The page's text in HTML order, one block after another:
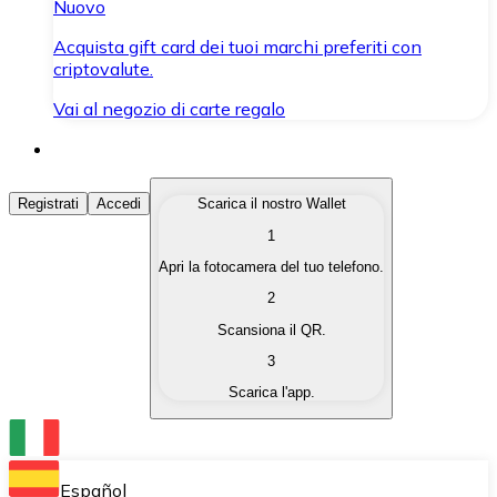
Nuovo
Acquista gift card dei tuoi marchi preferiti con
criptovalute.
Vai al negozio di carte regalo
Acquista Criptovalute
Acquista le criptovalute che ti interessano in modo
Converti le tue criptovalute in valuta fiat quando ne
Scambia una criptovaluta con un'altra
Conserva le tue cripto in un Wallet self-custodial.
Registrati Accedi
Scarica il nostro Wallet
1
Apri la fotocamera del tuo telefono.
2
Scansiona il QR.
3
Scarica l'app.
Español